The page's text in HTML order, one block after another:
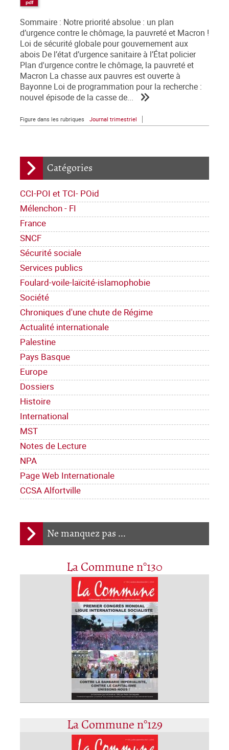
Catégories
CCI-POI et TCI- POid
Mélenchon - FI
France
SNCF
Sécurité sociale
Services publics
Foulard-voile-laïcité-islamophobie
Société
Chroniques d'une chute de Régime
Actualité internationale
Palestine
Pays Basque
Europe
Dossiers
Histoire
International
MST
Notes de Lecture
NPA
Page Web Internationale
CCSA Alfortville
Ne manquez pas ...
La Commune n°130
La Commune n°129
Sommaire : Notre priorité absolue : un plan
d’urgence contre le chômage, la pauvreté et Macron !
Loi de sécurité globale pour gouvernement aux
abois De l’état d’urgence sanitaire à l’État policier
Plan d'urgence contre le chômage, la pauvreté et
Macron La chasse aux pauvres est ouverte à
Bayonne Loi de programmation pour la recherche :
nouvel épisode de la casse de...
Figure dans les rubriques Journal trimestriel